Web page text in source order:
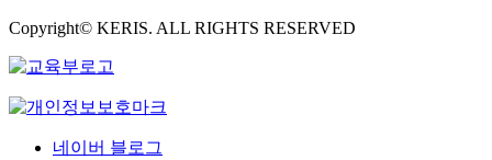
Copyright© KERIS. ALL RIGHTS RESERVED
네이버 블로그